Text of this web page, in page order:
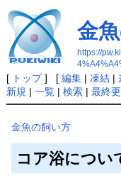
金
https://
[ トップ] [ 編集| 凍結|
新規 | 一覧| 検索| 最終
金魚の飼い方
コア浴につい